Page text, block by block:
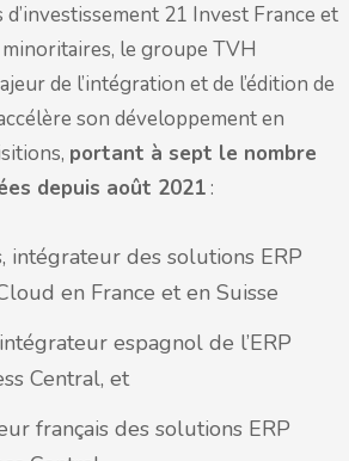
21 Invest France et
le groupe TVH
de l’intégration et de l’édition de
son développement en
portant à sept le nombre
depuis août 2021 :
intégrateur des solutions ERP
en France et en Suisse
espagnol de l’ERP
Central, et
français des solutions ERP